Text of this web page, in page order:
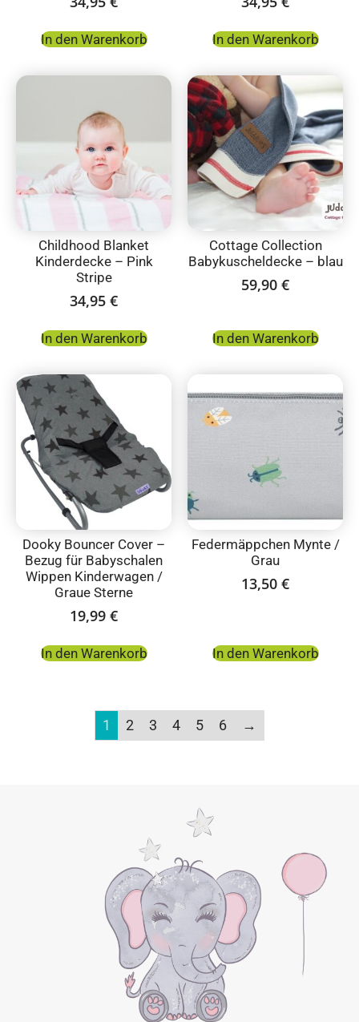
In den Warenkorb In den Warenkorb
Childhood Blanket
Kinderdecke – Pink
Stripe
34,95 €
In den Warenkorb
Cottage Collection
Babykuscheldecke – blau
59,90 €
In den Warenkorb
Dooky Bouncer Cover –
Bezug für Babyschalen
Wippen Kinderwagen /
Graue Sterne
19,99 €
In den Warenkorb
Federmäppchen Mynte /
Grau
13,50 €
In den Warenkorb
1 2 3 4 5 6 →